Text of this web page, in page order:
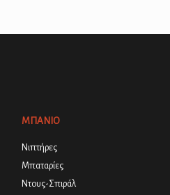
ΜΠΑΝΙΟ
Νιπτήρες
Μπαταρίες
Ντους-Σπιράλ